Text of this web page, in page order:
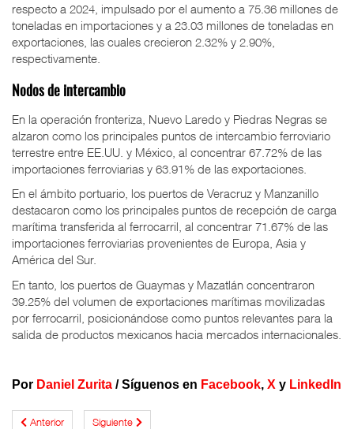
respecto a 2024, impulsado por el aumento a 75.36 millones de
toneladas en importaciones y a 23.03 millones de toneladas en
exportaciones, las cuales crecieron 2.32% y 2.90%,
respectivamente.
Nodos de intercambio
En la operación fronteriza, Nuevo Laredo y Piedras Negras se
alzaron como los principales puntos de intercambio ferroviario
terrestre entre EE.UU. y México, al concentrar 67.72% de las
importaciones ferroviarias y 63.91% de las exportaciones.
En el ámbito portuario, los puertos de Veracruz y Manzanillo
destacaron como los principales puntos de recepción de carga
marítima transferida al ferrocarril, al concentrar 71.67% de las
importaciones ferroviarias provenientes de Europa, Asia y
América del Sur.
En tanto, los puertos de Guaymas y Mazatlán concentraron
39.25% del volumen de exportaciones marítimas movilizadas
por ferrocarril, posicionándose como puntos relevantes para la
salida de productos mexicanos hacia mercados internacionales.
Por Daniel Zurita /Síguenos en Facebook, X y LinkedIn
Anterior Siguiente